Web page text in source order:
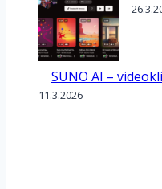
SUNO AI –
11.3.2026